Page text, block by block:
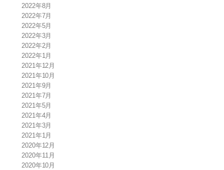
2022年8月
2022年7月
2022年5月
2022年3月
2022年2月
2022年1月
2021年12月
2021年10月
2021年9月
2021年7月
2021年5月
2021年4月
2021年3月
2021年1月
2020年12月
2020年11月
2020年10月